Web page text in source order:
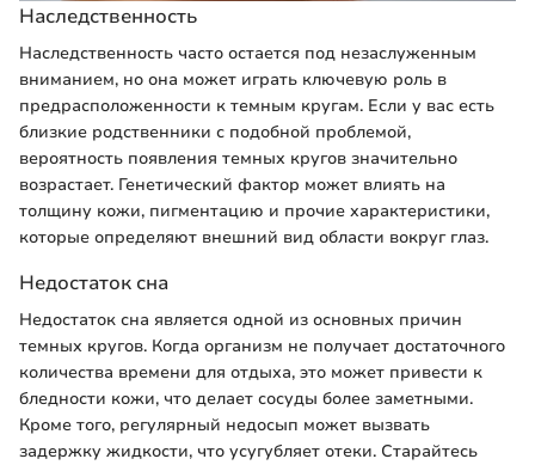
Наследственность
Наследственность часто остается под незаслуженным
вниманием, но она может играть ключевую роль в
предрасположенности к темным кругам. Если у вас есть
близкие родственники с подобной проблемой,
вероятность появления темных кругов значительно
возрастает. Генетический фактор может влиять на
толщину кожи, пигментацию и прочие характеристики,
которые определяют внешний вид области вокруг глаз.
Недостаток сна
Недостаток сна является одной из основных причин
темных кругов. Когда организм не получает достаточного
количества времени для отдыха, это может привести к
бледности кожи, что делает сосуды более заметными.
Кроме того, регулярный недосып может вызвать
задержку жидкости, что усугубляет отеки. Старайтесь